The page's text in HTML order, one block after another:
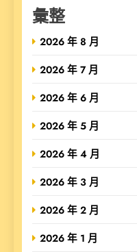
彙整
2026 年 8 月
2026 年 7 月
2026 年 6 月
2026 年 5 月
2026 年 4 月
2026 年 3 月
2026 年 2 月
2026 年 1 月